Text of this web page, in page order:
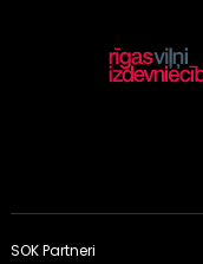
SOK Partneri